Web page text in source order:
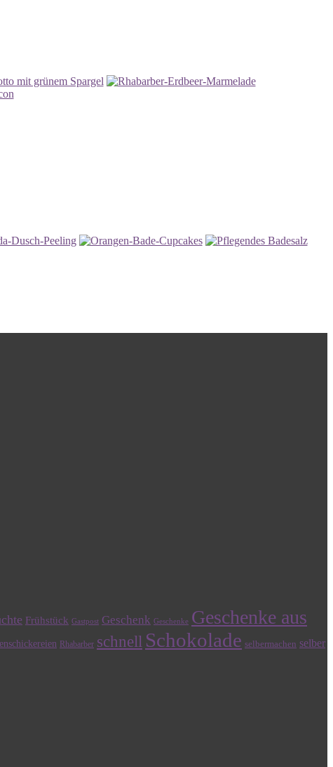
Frühstück Gastpost Geschenk Geschenke Geschenke aus
Rhabarber schnell Schokolade selbermachen selber